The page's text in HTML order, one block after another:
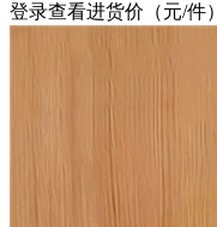
登录查看进货价 （元/件）